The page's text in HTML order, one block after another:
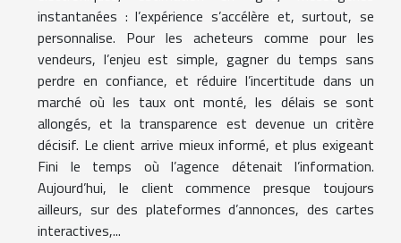
instantanées : l’expérience s’accélère et, surtout, se
personnalise. Pour les acheteurs comme pour les
vendeurs, l’enjeu est simple, gagner du temps sans
perdre en confiance, et réduire l’incertitude dans un
marché où les taux ont monté, les délais se sont
allongés, et la transparence est devenue un critère
décisif. Le client arrive mieux informé, et plus exigeant
Fini le temps où l’agence détenait l’information.
Aujourd’hui, le client commence presque toujours
ailleurs, sur des plateformes d’annonces, des cartes
interactives,...